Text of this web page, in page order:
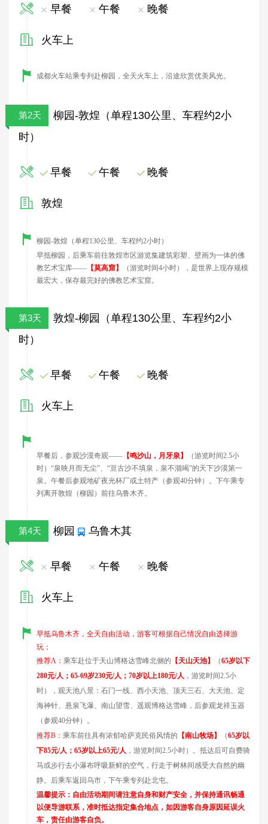
早餐 午餐 晚餐
火车上
成都火车站乘专列赴柳园，全天火车上，沿途欣赏优美风光。
第2天
柳园-敦煌（单程130公里、车程约2小
时）
早餐 午餐 晚餐
敦煌
柳园-敦煌（单程130公里、车程约2小时）
早抵柳园，后乘车前往敦煌市区游览集建筑彩塑、壁画为一体的佛
教艺术宝库—— 【莫高窟】 （游览时间4小时），是世界上现存规模
最宏大，保存最完好的佛教艺术宝窟。
第3天
敦煌-柳园（单程130公里、车程约2小
时）
早餐 午餐 晚餐
火车上
早餐后，参观沙漠奇观—— 【鸣沙山，月牙泉】
（游览时间2.5小
时）“泉映月而无尘”、“亘古沙不填泉，泉不涸竭”的天下沙漠第一
泉。 午餐后参观地矿夜光杯厂或土特产（参观40分钟）。 下午乘专
列 离开敦煌 （柳园）前往乌鲁木齐。
第4天 柳园 乌鲁木其
早餐 午餐 晚餐
火车上
早抵乌鲁木齐 ，全天自由活动，游客可根据自己情况自由选择游
玩；
推荐A： 乘车赴位于天山博格达雪峰北侧的 【天山天池】 （65岁以下
280元/人；65-69岁230元/人；70岁以上180元/人 ，游览时间2.5小
时），观天池八景：石门一线、西小天池、顶天三石、大天池、定
海神针、悬泉飞瀑、南山望雪、遥观博格达雪峰， 后参观龙祥玉器
（参观40分钟）。
推荐B： 乘车前往具有浓郁哈萨克民俗风情的 【南山牧场】 （65岁以
下85元/人；65岁以上65元/人 ，游览时间2 .5小时）。抵达后可自费骑
马或步行去小瀑布呼吸新鲜的空气，行走于树林间感受大自然的幽
静。
后乘车返回乌市 ， 下午乘专列赴北屯。
温馨提示：自由活动期间请注意自身和财产安全，并保持通讯畅通
以便导游联系，准时抵达指定集合地点，如因游客自身原因延误火
车，责任由游客自负。